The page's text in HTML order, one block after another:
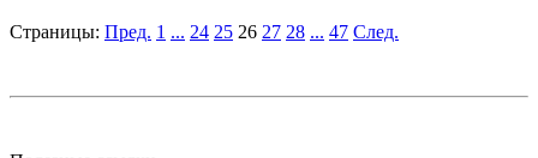
Страницы: Пред. 1 ... 24 25 26 27 28 ... 47 След.